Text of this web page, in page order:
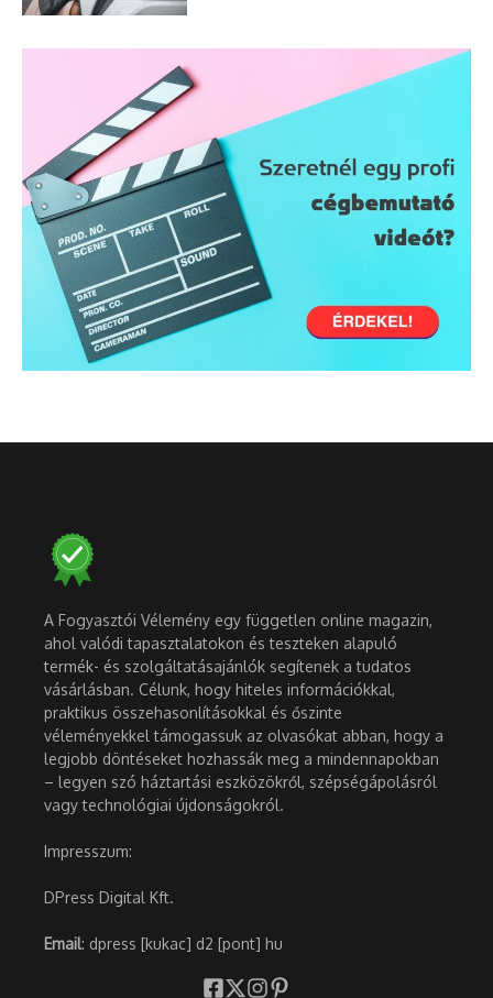
A Fogyasztói Vélemény egy független online magazin,
ahol valódi tapasztalatokon és teszteken alapuló
termék- és szolgáltatásajánlók segítenek a tudatos
vásárlásban. Célunk, hogy hiteles információkkal,
praktikus összehasonlításokkal és őszinte
véleményekkel támogassuk az olvasókat abban, hogy a
legjobb döntéseket hozhassák meg a mindennapokban
– legyen szó háztartási eszközökről, szépségápolásról
vagy technológiai újdonságokról.
Impresszum:
DPress Digital Kft.
Email: dpress [kukac] d2 [pont] hu